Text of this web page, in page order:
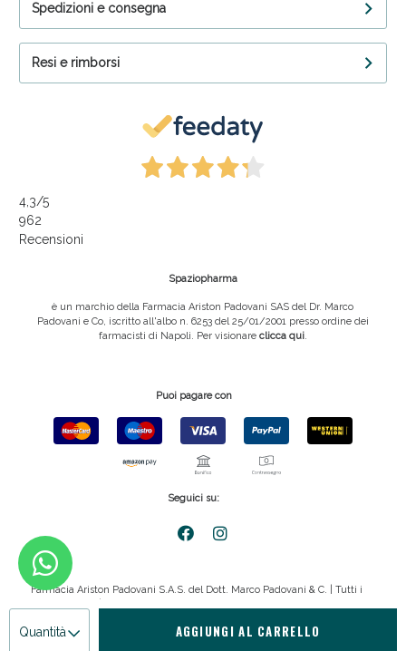
Quantità AGGIUNGI AL CARRELLO
Spedizioni e consegna
Resi e rimborsi
4,3/5
962
Recensioni
Spaziopharma
è un marchio della Farmacia Ariston Padovani SAS del Dr. Marco
Padovani e Co, iscritto all'albo n. 6253 del 25/01/2001 presso ordine dei
farmacisti di Napoli. Per visionare clicca qui.
Puoi pagare con
Seguici su:
Farmacia Ariston Padovani S.A.S. del Dott. Marco Padovani & C. | Tutti i
Privacy policy emmemedia